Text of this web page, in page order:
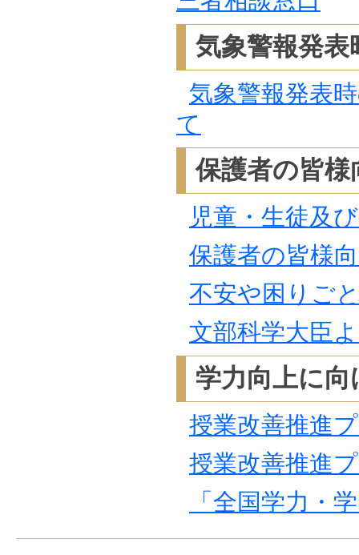
気象警報発表
気象警報発表
て
保護者の皆様
児童・生徒及
保護者の皆様
不安や困りご
文部科学大臣
学力向上に向
授業改善推進
授業改善推進
「全国学力・